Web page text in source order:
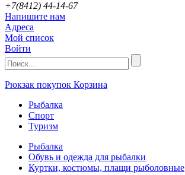
+7(8412) 44-14-67
Напишите нам
Адреса
Мой список
Войти
Рюкзак покупок Корзина
Рыбалка
Спорт
Туризм
Рыбалка
Обувь и одежда для рыбалки
Куртки, костюмы, плащи рыболовные